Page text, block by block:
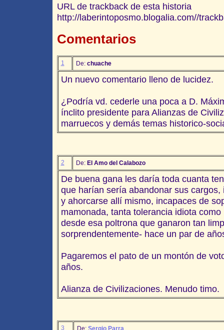
URL de trackback de esta historia
http://laberintoposmo.blogalia.com//
Comentarios
1 De: chuache
Un nuevo comentario lleno de lucidez.
¿Podría vd. cederle una poca a D.
ínclito presidente para Alianzas de
marruecos y demás temas historico-
2 De: El Amo del Calabozo
De buena gana les daría toda cuanta
que harían sería abandonar sus
y ahorcarse allí mismo, incapaces de
mamonada, tanta tolerancia idiota
desde esa poltrona que ganaron tan
sorprendentemente- hace un par de
Pagaremos el pato de un montón de
años.
Alianza de Civilizaciones. Menudo timo.
3 De: Sergio Parra